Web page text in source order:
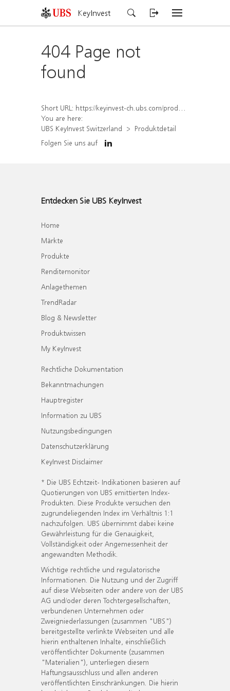
KeyInvest
404 Page not
found
Short URL: https://keyinvest-ch.ubs.com/produkt/detail/index/isin/CH1554892351
You are here:
UBS KeyInvest Switzerland
Produktdetail
Folgen Sie uns auf
Entdecken Sie UBS KeyInvest
Home
Märkte
Produkte
Renditemonitor
Anlagethemen
TrendRadar
Blog & Newsletter
Produktwissen
My KeyInvest
Rechtliche Dokumentation
Bekanntmachungen
Hauptregister
Information zu UBS
Nutzungsbedingungen
Datenschutzerklärung
KeyInvest Disclaimer
* Die UBS Echtzeit- Indikationen basieren auf
Quotierungen von UBS emittierten Index-
Produkten. Diese Produkte versuchen den
zugrundeliegenden Index im Verhältnis 1:1
nachzufolgen. UBS übernimmt dabei keine
Gewährleistung für die Genauigkeit,
Vollständigkeit oder Angemessenheit der
angewandten Methodik.
Wichtige rechtliche und regulatorische
Informationen. Die Nutzung und der Zugriff
auf diese Webseiten oder andere von der UBS
AG und/oder deren Tochtergesellschaften,
verbundenen Unternehmen oder
Zweigniederlassungen (zusammen "UBS")
bereitgestellte verlinkte Webseiten und alle
hierin enthaltenen Inhalte, einschließlich
veröffentlichter Dokumente (zusammen
"Materialien"), unterliegen diesem
Haftungsausschluss und allen anderen
veröffentlichten Einschränkungen. Die hierin